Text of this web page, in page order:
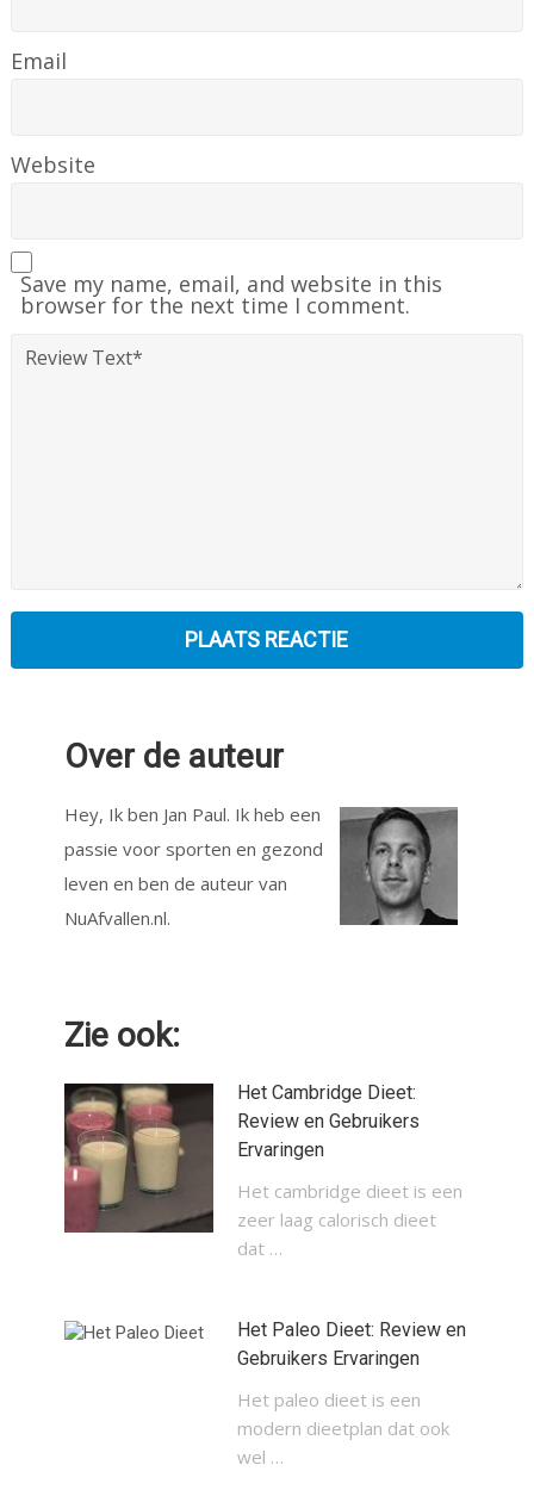
Email
Website
Save my name, email, and website in this
browser for the next time I comment.
Over de auteur
Hey, Ik ben Jan Paul. Ik heb een
passie voor sporten en gezond
leven en ben de auteur van
NuAfvallen.nl.
Zie ook:
Het Cambridge Dieet:
Review en Gebruikers
Ervaringen
Het cambridge dieet is een
zeer laag calorisch dieet
dat …
Het Paleo Dieet: Review en
Gebruikers Ervaringen
Het paleo dieet is een
modern dieetplan dat ook
wel …